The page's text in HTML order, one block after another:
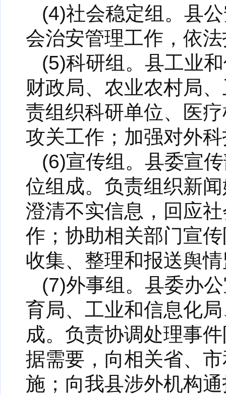
(4)社会稳定组。县
会治安管理工作，依
(5)科研组。县工业
财政局、农业农村局
责组织科研单位、医
攻关工作；加强对外
(6)宣传组。县委宣
位组成。负责组织新
澄清不实信息，回应
作；协助相关部门宣
收集、整理和报送舆
(7)外事组。县委办
育局、工业和信息化
成。负责协调处理事
据需要，向相关省、
施；向我县涉外机构